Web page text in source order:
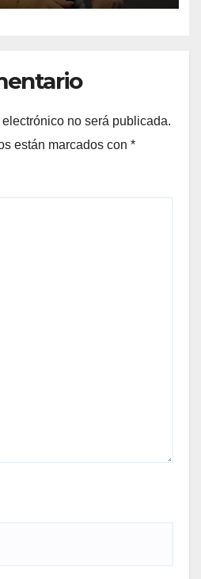
no será publicada.
están marcados con *